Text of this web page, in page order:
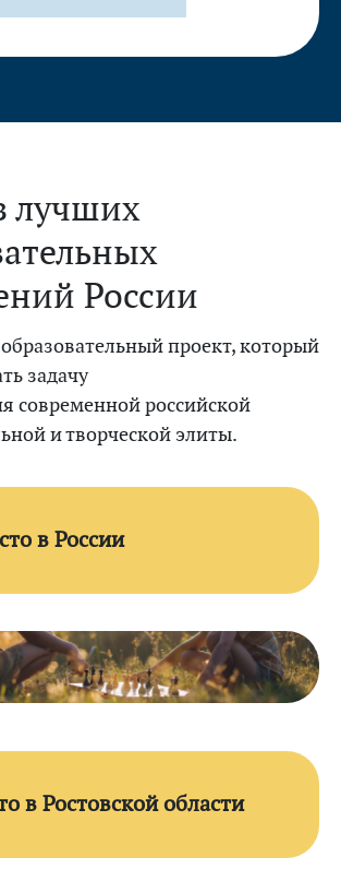
лучших
России
проект, который
задачу
современной российской
и творческой элиты.
в России
в Ростовской области